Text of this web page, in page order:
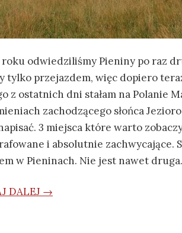
odwiedziliśmy Pieniny po raz
tylko przejazdem, więc dopiero
z ostatnich dni stałam na Polanie
zachodzącego słońca
3 miejsca które warto
i absolutnie zachwycające.
w Pieninach. Nie jest nawet
DALEJ →